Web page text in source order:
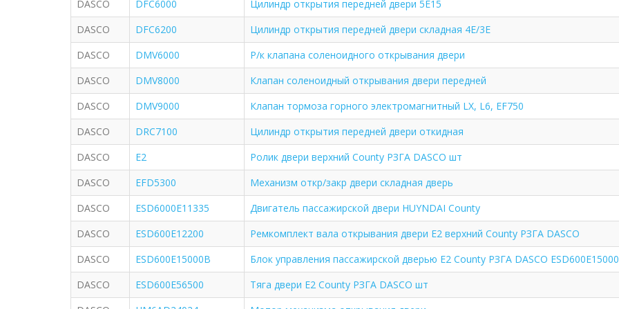
DASCO
DFC6000
Цилиндр открытия передней двери 5E15
DASCO
DFC6200
Цилиндр открытия передней двери складная 4E/3E
DASCO
DMV6000
Р/к клапана соленоидного открывания двери
DASCO
DMV8000
Клапан соленоидный открывания двери передней
DASCO
DMV9000
Клапан тормоза горного электромагнитный LX, L6, EF750
DASCO
DRC7100
Цилиндр открытия передней двери откидная
DASCO
E2
Ролик двери верхний County РЗГА DASCO шт
DASCO
EFD5300
Механизм откр/закр двери складная дверь
DASCO
ESD6000E11335
Двигатель пассажирской двери HUYNDAI County
DASCO
ESD600E12200
Ремкомплект вала открывания двери Е2 верхний County РЗГА DASCO
DASCO
ESD600E15000B
Блок управления пассажирской дверью E2 County РЗГА DASCO
DASCO
ESD600E56500
Тяга двери Е2 County РЗГА DASCO шт